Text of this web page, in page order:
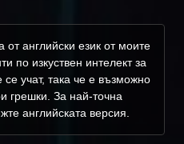
английски език от моите
по изкуствен интелект за
учат, така че е възможно
грешки. За най-точна
английската версия.